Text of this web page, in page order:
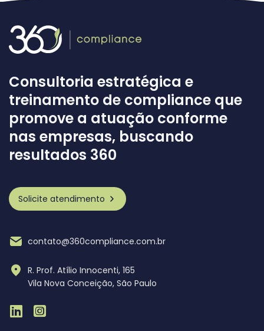
Consultoria estratégica e
treinamento de compliance que
promove a atuação conforme
nas empresas, buscando
resultados 360
Solicite atendimento
contato@360compliance.com.br
R. Prof. Atílio Innocenti, 165
Vila Nova Conceição, São Paulo